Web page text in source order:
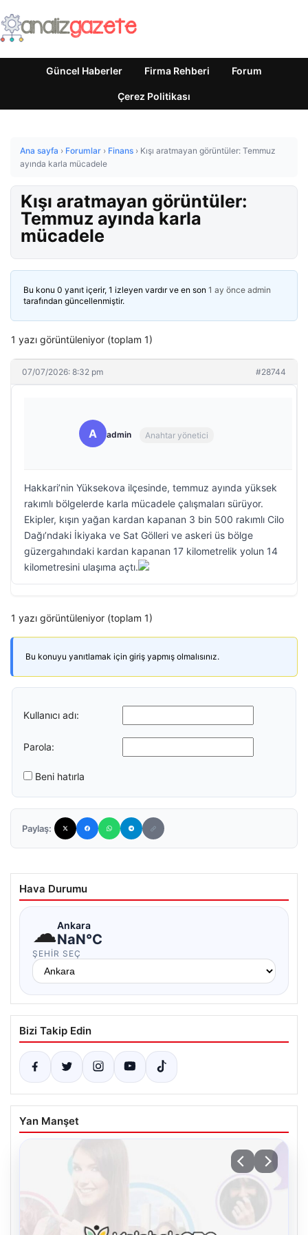
Güncel Haberler Firma Rehberi Forum
Çerez Politikası
Ana sayfa › Forumlar › Finans › Kışı aratmayan görüntüler: Temmuz
ayında karla mücadele
Kışı aratmayan görüntüler:
Temmuz ayında karla
mücadele
Bu konu 0 yanıt içerir, 1 izleyen vardır ve en son 1 ay önce admin
tarafından güncellenmiştir.
1 yazı görüntüleniyor (toplam 1)
07/07/2026: 8:32 pm #28744
A admin Anahtar yönetici
Hakkari’nin Yüksekova ilçesinde, temmuz ayında yüksek
rakımlı bölgelerde karla mücadele çalışmaları sürüyor.
Ekipler, kışın yağan kardan kapanan 3 bin 500 rakımlı Cilo
Dağı’ndaki İkiyaka ve Sat Gölleri ve askeri üs bölge
güzergahındaki kardan kapanan 17 kilometrelik yolun 14
kilometresini ulaşıma açtı.
1 yazı görüntüleniyor (toplam 1)
Bu konuyu yanıtlamak için giriş yapmış olmalısınız.
Kullanıcı adı:
Parola:
Beni hatırla
Paylaş:
Hava Durumu
☁Ankara
NaN°C
ŞEHIR SEÇ
Bizi Takip Edin
Yan Manşet